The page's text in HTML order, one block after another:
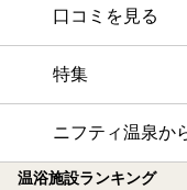
口コミを見る
特集
ニフティ温泉か
温浴施設ランキング